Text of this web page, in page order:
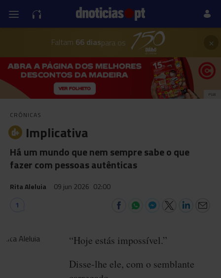
Faltam 66 diaspara os ×
PUB
CRÓNICAS
Implicativa
Há um mundo que nem sempre sabe o que
fazer com pessoas autênticas
Rita Aleluia 09 jun 2026 02:00
1
“Hoje estás impossível.”
Disse-lhe ele, com o semblante